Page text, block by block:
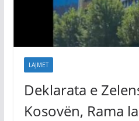
LAJMET
Deklarata e
Kosovën, Rama